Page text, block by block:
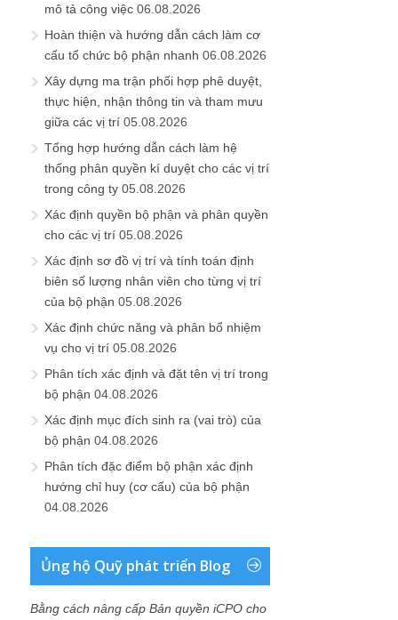
mô tả công việc 06.08.2026
Hoàn thiện và hướng dẫn cách làm cơ
cấu tổ chức bộ phận nhanh 06.08.2026
Xây dựng ma trận phối hợp phê duyệt,
thực hiện, nhận thông tin và tham mưu
giữa các vị trí 05.08.2026
Tổng hợp hướng dẫn cách làm hệ
thống phân quyền kí duyệt cho các vị trí
trong công ty 05.08.2026
Xác định quyền bộ phận và phân quyền
cho các vị trí 05.08.2026
Xác định sơ đồ vị trí và tính toán định
biên số lượng nhân viên cho từng vị trí
của bộ phận 05.08.2026
Xác định chức năng và phân bổ nhiệm
vụ cho vị trí 05.08.2026
Phân tích xác định và đặt tên vị trí trong
bộ phận 04.08.2026
Xác định mục đích sinh ra (vai trò) của
bộ phận 04.08.2026
Phân tích đặc điểm bộ phận xác định
hướng chỉ huy (cơ cấu) của bộ phận
04.08.2026
Ủng hộ Quỹ phát triển Blog
Bằng cách nâng cấp Bản quyền iCPO cho